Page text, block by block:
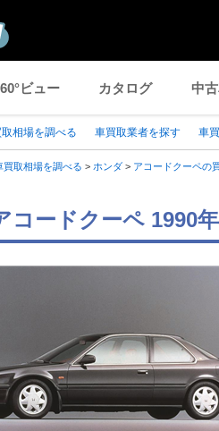
ビュー カタログ 中
相場を調べる 車買取業者を探す 車
買取相場を調べる > ホンダ > アコードクーペの
コードクーペ 1990